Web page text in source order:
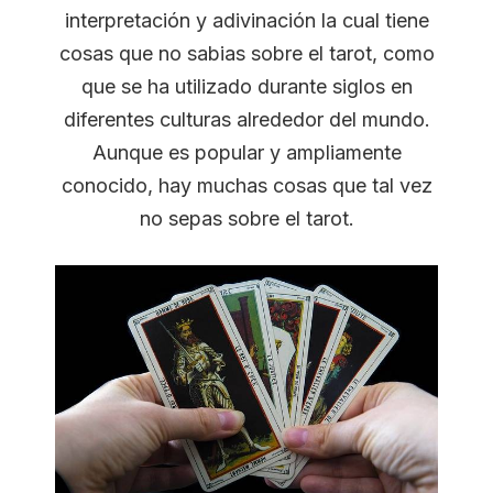
interpretación y adivinación la cual tiene
cosas que no sabias sobre el tarot, como
que se ha utilizado durante siglos en
diferentes culturas alrededor del mundo.
Aunque es popular y ampliamente
conocido, hay muchas cosas que tal vez
no sepas sobre el tarot.